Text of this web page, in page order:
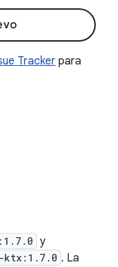
Tracker para
y
ktx:1.7.0 . La